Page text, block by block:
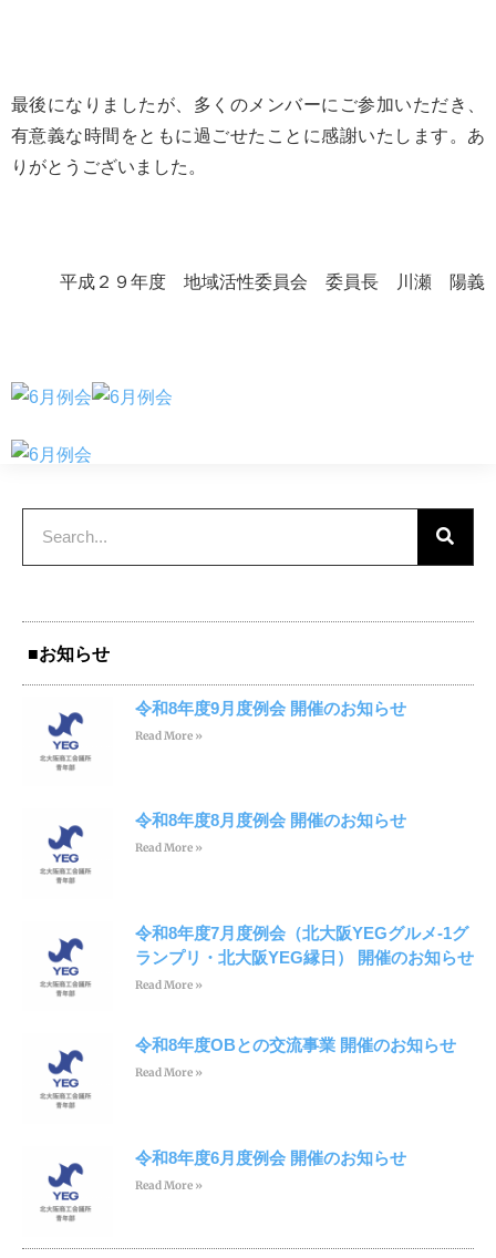
最後になりましたが、多くのメンバーにご参加いただき、
有意義な時間をともに過ごせたことに感謝いたします。あ
りがとうございました。
平成２９年度 地域活性委員会 委員長 川瀬 陽義
■お知らせ
令和8年度9月度例会 開催のお知らせ
Read More »
令和8年度8月度例会 開催のお知らせ
Read More »
令和8年度7月度例会（北大阪YEGグルメ-1グ
ランプリ・北大阪YEG縁日） 開催のお知らせ
Read More »
令和8年度OBとの交流事業 開催のお知らせ
Read More »
令和8年度6月度例会 開催のお知らせ
Read More »